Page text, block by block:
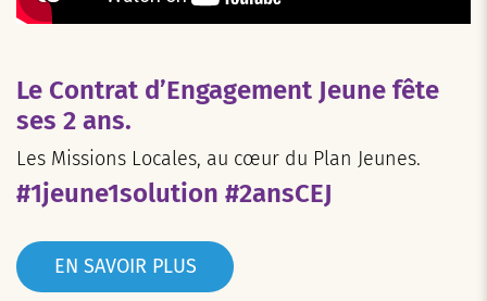
Le Contrat d’Engagement Jeune fête
ses 2 ans.
Les Missions Locales, au cœur du Plan Jeunes.
#1jeune1solution #2ansCEJ
EN SAVOIR PLUS